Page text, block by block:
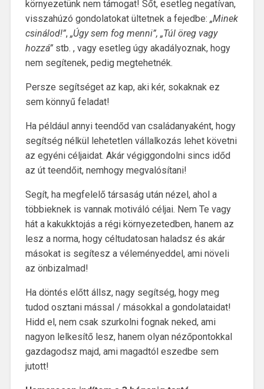
környezetünk nem támogat! Sőt, esetleg negatívan,
visszahúzó gondolatokat ültetnek a fejedbe: „Minek
csinálod!”, „Úgy sem fog menni”, „Túl öreg vagy
hozzá”stb. , vagy esetleg úgy akadályoznak, hogy
nem segítenek, pedig megtehetnék.
Persze segítséget az kap, aki kér, sokaknak ez
sem könnyű feladat!
Ha például annyi teendőd van családanyaként, hogy
segítség nélkül lehetetlen vállalkozás lehet követni
az egyéni céljaidat. Akár végiggondolni sincs időd
az út teendőit, nemhogy megvalósítani!
Segít, ha megfelelő társaság után nézel, ahol a
többieknek is vannak motiváló céljai. Nem Te vagy
hát a kakukktojás a régi környezetedben, hanem az
lesz a norma, hogy céltudatosan haladsz és akár
másokat is segítesz a véleményeddel, ami növeli
az önbizalmad!
Ha döntés előtt állsz, nagy segítség, hogy meg
tudod osztani mással / másokkal a gondolataidat!
Hidd el, nem csak szurkolni fognak neked, ami
nagyon lelkesítő lesz, hanem olyan nézőpontokkal
gazdagodsz majd, ami magadtól eszedbe sem
jutott!